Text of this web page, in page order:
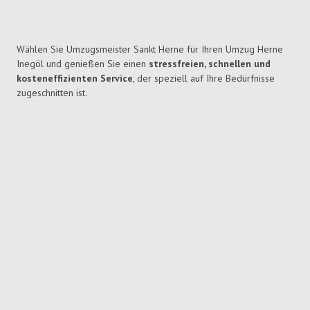
Wählen Sie Umzugsmeister Sankt Herne für Ihren Umzug Herne
Inegöl und genießen Sie einen stressfreien, schnellen und
kosteneffizienten Service, der speziell auf Ihre Bedürfnisse
zugeschnitten ist.